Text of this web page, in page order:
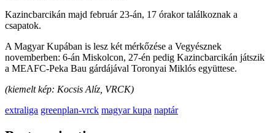
Kazincbarcikán majd február 23-án, 17 órakor találkoznak a
csapatok.
A Magyar Kupában is lesz két mérkőzése a Vegyésznek
novemberben: 6-án Miskolcon, 27-én pedig Kazincbarcikán játszik
a MEAFC-Peka Bau gárdájával Toronyai Miklós együttese.
(kiemelt kép: Kocsis Alíz, VRCK)
extraliga greenplan-vrck magyar kupa naptár